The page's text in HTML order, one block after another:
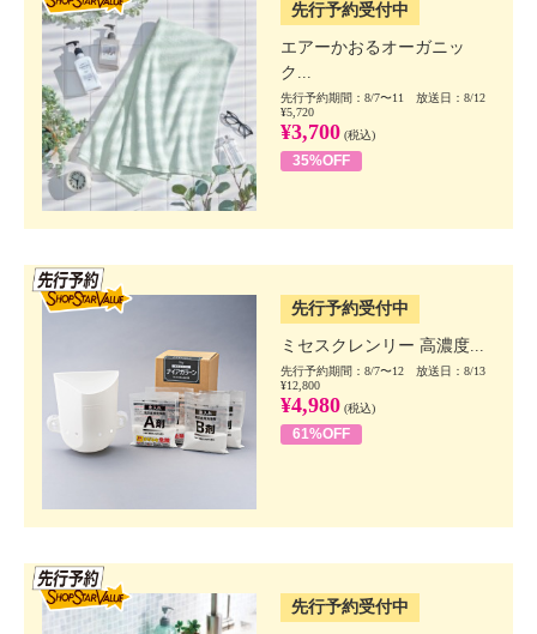
先行予約受付中
エアーかおるオーガニッ
ク...
先行予約期間：8/7〜11 放送日：8/12
¥5,720
¥3,700 (税込)
35%OFF
先行予約受付中
ミセスクレンリー 高濃度...
先行予約期間：8/7〜12 放送日：8/13
¥12,800
¥4,980 (税込)
61%OFF
先行予約受付中